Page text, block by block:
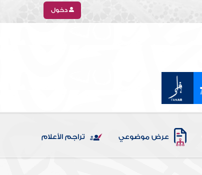
دخول
عرض موضوعي تراجم الأعلام